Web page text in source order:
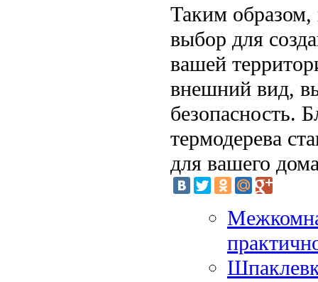
Таким образом,
выбор для
вашей
внешний вид,
безопасность.
термодерева
для вашего